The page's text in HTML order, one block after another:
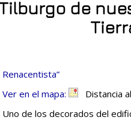
de
Ver en el mapa:
Distancia
Uno de los decorados del